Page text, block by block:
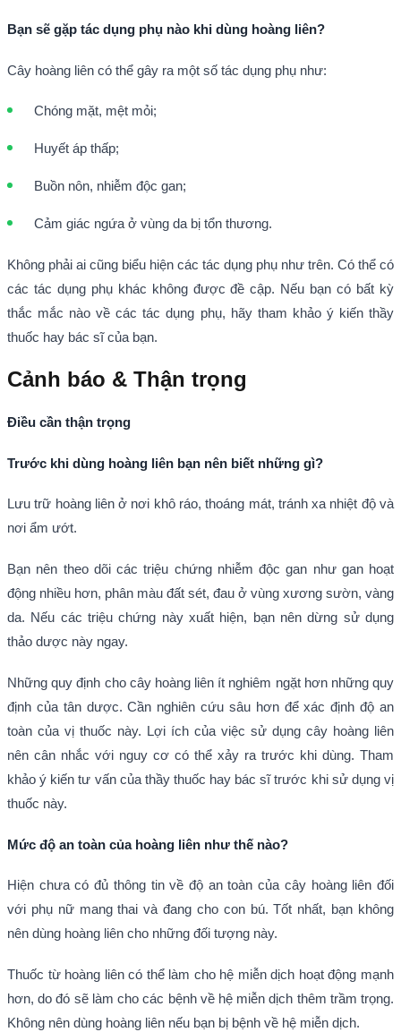
Bạn sẽ gặp tác dụng phụ nào khi dùng hoàng liên?
Cây hoàng liên có thể gây ra một số tác dụng phụ như:
Chóng mặt, mệt mỏi;
Huyết áp thấp;
Buồn nôn, nhiễm độc gan;
Cảm giác ngứa ở vùng da bị tổn thương.
Không phải ai cũng biểu hiện các tác dụng phụ như trên. Có thể có
các tác dụng phụ khác không được đề cập. Nếu bạn có bất kỳ
thắc mắc nào về các tác dụng phụ, hãy tham khảo ý kiến thầy
thuốc hay bác sĩ của bạn.
Cảnh báo & Thận trọng
Điều cần thận trọng
Trước khi dùng hoàng liên bạn nên biết những gì?
Lưu trữ hoàng liên ở nơi khô ráo, thoáng mát, tránh xa nhiệt độ và
nơi ẩm ướt.
Bạn nên theo dõi các triệu chứng nhiễm độc gan như gan hoạt
động nhiều hơn, phân màu đất sét, đau ở vùng xương sườn, vàng
da. Nếu các triệu chứng này xuất hiện, bạn nên dừng sử dụng
thảo dược này ngay.
Những quy định cho cây hoàng liên ít nghiêm ngặt hơn những quy
định của tân dược. Cần nghiên cứu sâu hơn để xác định độ an
toàn của vị thuốc này. Lợi ích của việc sử dụng cây hoàng liên
nên cân nhắc với nguy cơ có thể xảy ra trước khi dùng. Tham
khảo ý kiến tư vấn của thầy thuốc hay bác sĩ trước khi sử dụng vị
thuốc này.
Mức độ an toàn của hoàng liên như thế nào?
Hiện chưa có đủ thông tin về độ an toàn của cây hoàng liên đối
với phụ nữ mang thai và đang cho con bú. Tốt nhất, bạn không
nên dùng hoàng liên cho những đối tượng này.
Thuốc từ hoàng liên có thể làm cho hệ miễn dịch hoạt động mạnh
hơn, do đó sẽ làm cho các bệnh về hệ miễn dịch thêm trầm trọng.
Không nên dùng hoàng liên nếu bạn bị bệnh về hệ miễn dịch.